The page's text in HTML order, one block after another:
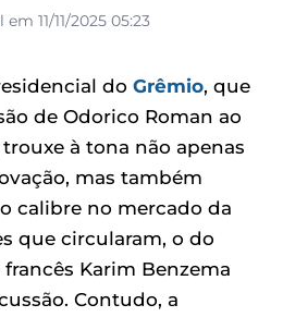
11/11/2025 05:23
do Grêmio, que
de Odorico Roman ao
à tona não apenas
mas também
calibre no mercado da
que circularam, o do
Karim Benzema
Contudo, a